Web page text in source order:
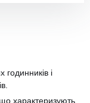
і
характеризують